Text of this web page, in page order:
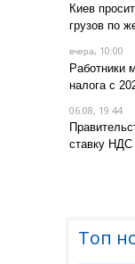
Киев
грузов по
вчера, 10:00
Работники
налога с
06.08, 19:44
ставку НДС
Топ